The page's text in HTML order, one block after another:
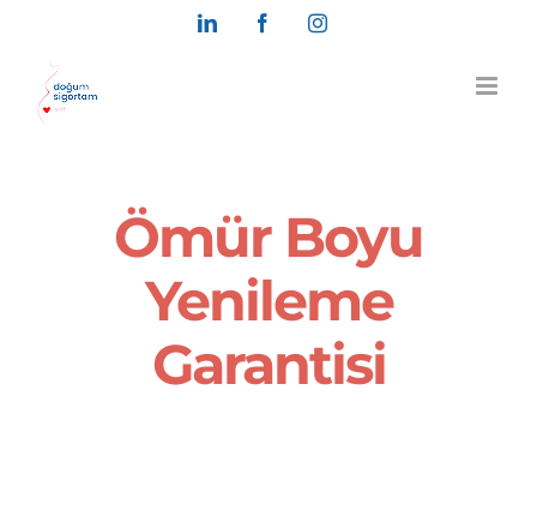
content
LinkedIn FacebookInstagram
Ömür Boyu
Yenileme
Garantisi